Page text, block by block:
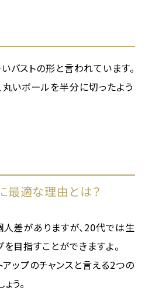
ストの形と言われています。
いボールを半分に切ったよう
最適な理由とは？
差がありますが、20代では生
目指すことができますよ。
ップのチャンスと言える2つの
う。